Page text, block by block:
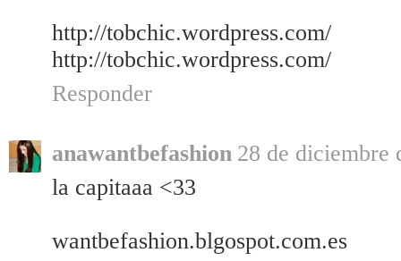
http://tobchic.wordpress.com/
http://tobchic.wordpress.com/
Responder
anawantbefashion 28 de diciembre
la capitaaa <33
wantbefashion.blgospot.com.es